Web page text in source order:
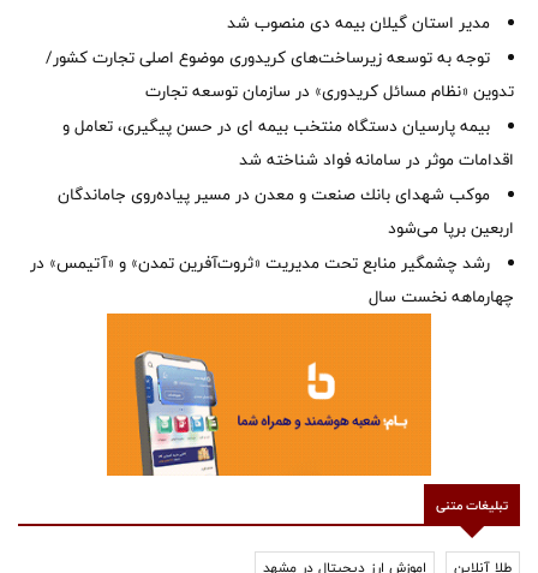
‌مدیر استان گیلان بیمه دی منصوب شد
توجه به توسعه زیرساخت‌های کریدوری موضوع اصلی تجارت کشور/
تدوین «نظام مسائل کریدوری» در سازمان توسعه تجارت
بیمه پارسیان دستگاه منتخب بیمه ای در حسن پیگیری، تعامل و
اقدامات موثر در سامانه فواد شناخته شد
موكب شهدای بانك صنعت و معدن در مسیر پیاده‌روی جاماندگان
اربعین برپا می‌شود
رشد چشمگیر منابع تحت مدیریت «ثروت‌آفرین تمدن» و «آتیمس» در
چهارماهه نخست سال
تبلیغات متنی
طلا آنلاین اموزش ارز دیجیتال در مشهد